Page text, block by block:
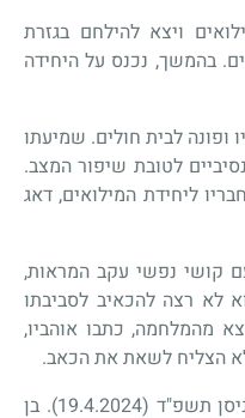
ויצא להילחם בגזרת
בהמשך, נכנס על היחידה
נפצע באוזניו ופונה לבית חולים. שמיעתו
לטובת שיפור המצב.
ליחידת המילואים, דאג
קושי נפשי עקב המראות,
לא רצה להכאיב לסביבתו
מהמלחמה, כתבו אוהביו,
הצליח לשאת את הכאב.
ניר דורון אברהם נפטר ביום י"א בניסן תשפ"ד (19.4.2024). בן